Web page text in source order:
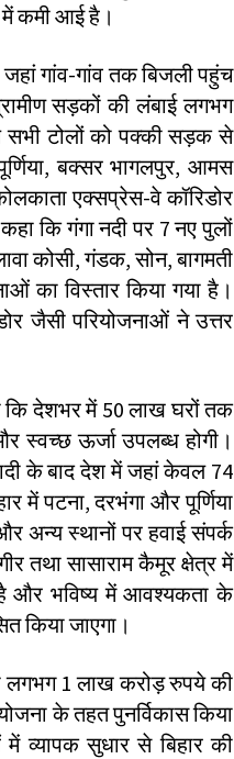
में कमी आई है।
गांव-गांव तक बिजली पहुंच
सड़कों की लंबाई लगभग
सभी टोलों को पक्की सड़क से
बक्सर भागलपुर, आमस
एक्सप्रेस-वे कॉरिडोर
कि गंगा नदी पर 7 नए पुलों
कोसी, गंडक, सोन, बागमती
का विस्तार किया गया है।
जैसी परियोजनाओं ने उत्तर
कि देशभर में 50 लाख घरों तक
स्वच्छ ऊर्जा उपलब्ध होगी।
के बाद देश में जहां केवल 74
में पटना, दरभंगा और पूर्णिया
अन्य स्थानों पर हवाई संपर्क
तथा सासाराम कैमूर क्षेत्र में
है और भविष्य में आवश्यकता के
किया जाएगा।
लगभग 1 लाख करोड़ रुपये की
के तहत पुनर्विकास किया
व्यापक सुधार से बिहार की